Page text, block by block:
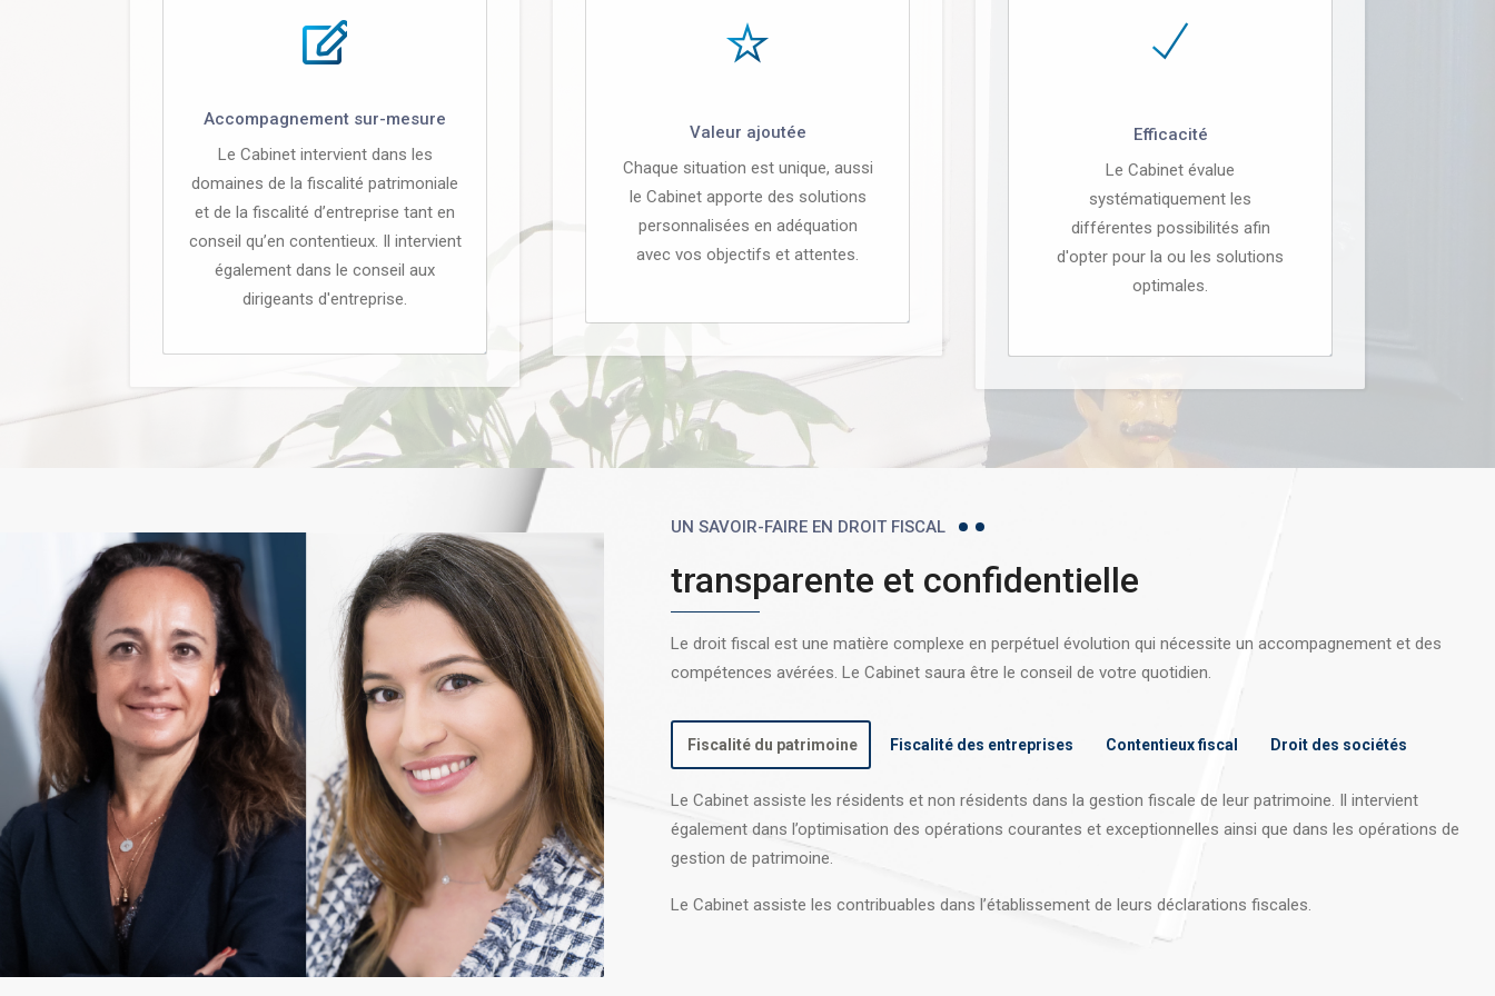
Accompagnement sur-mesure
Le Cabinet intervient dans les
domaines de la fiscalité patrimoniale
et de la fiscalité d’entreprise tant en
conseil qu’en contentieux. Il intervient
également dans le conseil aux
dirigeants d'entreprise.
Valeur ajoutée
Chaque situation est unique, aussi
le Cabinet apporte des solutions
personnalisées en adéquation
avec vos objectifs et attentes.
Efficacité
Le Cabinet évalue
systématiquement les
différentes possibilités afin
d'opter pour la ou les solutions
optimales.
UN SAVOIR-FAIRE EN DROIT FISCAL
transparente et confidentielle
Le droit fiscal est une matière complexe en perpétuel évolution qui nécessite un accompagnement et des
compétences avérées. Le Cabinet saura être le conseil de votre quotidien.
Fiscalité du patrimoine Fiscalité des entreprises Contentieux fiscal Droit des sociétés
Le Cabinet assiste les résidents et non résidents dans la gestion fiscale de leur patrimoine. Il intervient
également dans l’optimisation des opérations courantes et exceptionnelles ainsi que dans les opérations de
gestion de patrimoine.
Le Cabinet assiste les contribuables dans l’établissement de leurs déclarations fiscales.